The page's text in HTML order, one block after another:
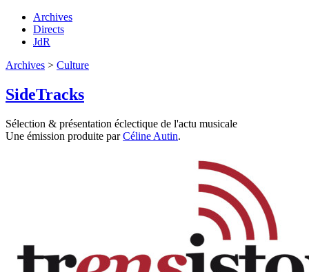
Archives
Directs
JdR
Archives > Culture
SideTracks
Sélection & présentation éclectique de l'actu musicale
Une émission produite parCéline Autin.